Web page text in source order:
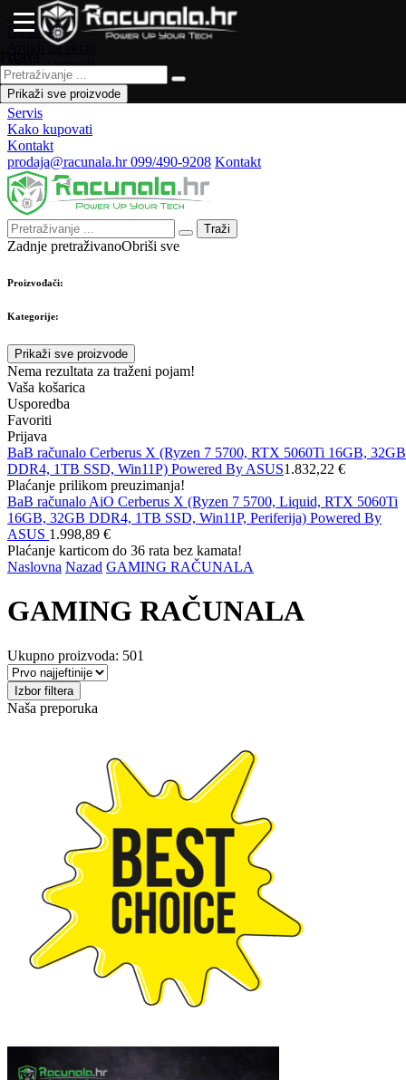
Naslovna
Artikli na akciji
Novo u ponudi
Česta pitanja
Forum
Servis
Kako kupovati
Kontakt
prodaja@racunala.hr099/490-9208 Kontakt
Traži
Zadnje pretraživanoObriši sve
Proizvođači:
Kategorije:
Prikaži sve proizvode
Nema rezultata za traženi pojam!
Vaša košarica
Usporedba
Favoriti
Prijava
Prikaži sve proizvode
BaB računalo Cerberus X (Ryzen 7 5700, RTX 5060Ti 16GB, 32GB
DDR4, 1TB SSD, Win11P) Powered By ASUS1.832,22 €
Plaćanje prilikom preuzimanja!
BaB računalo AiO Cerberus X (Ryzen 7 5700, Liquid, RTX 5060Ti
16GB, 32GB DDR4, 1TB SSD, Win11P, Periferija) Powered By
ASUS 1.998,89 €
Plaćanje karticom do 36 rata bez kamata!
Naslovna Nazad GAMING RAČUNALA
GAMING RAČUNALA
Ukupno proizvoda: 501
Izbor filtera
Naša preporuka